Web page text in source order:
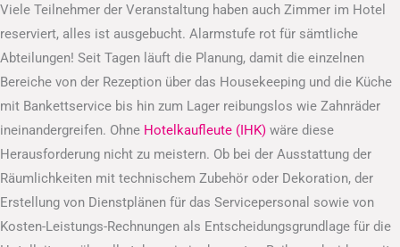
Viele Teilnehmer der Veranstaltung haben auch Zimmer im Hotel
reserviert, alles ist ausgebucht. Alarmstufe rot für sämtliche
Abteilungen! Seit Tagen läuft die Planung, damit die einzelnen
Bereiche von der Rezeption über das Housekeeping und die Küche
mit Bankettservice bis hin zum Lager reibungslos wie Zahnräder
ineinandergreifen. Ohne Hotelkaufleute (IHK) wäre diese
Herausforderung nicht zu meistern. Ob bei der Ausstattung der
Räumlichkeiten mit technischem Zubehör oder Dekoration, der
Erstellung von Dienstplänen für das Servicepersonal sowie von
Kosten-Leistungs-Rechnungen als Entscheidungsgrundlage für die